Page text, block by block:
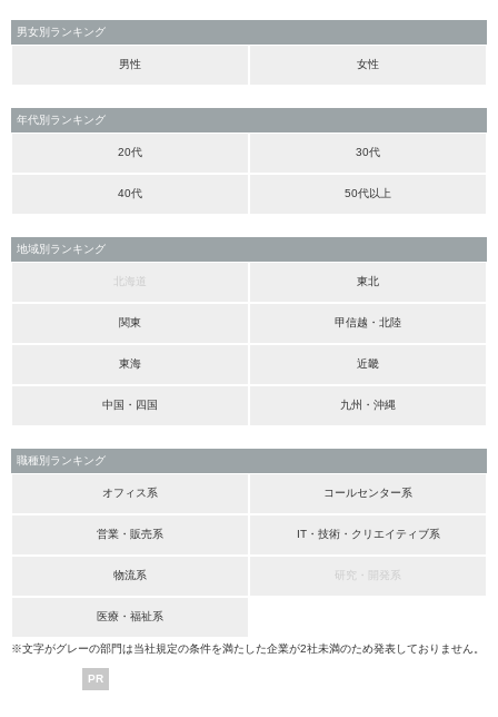
男女別ランキング
男性 女性
年代別ランキング
20代 30代
40代 50代以上
地域別ランキング
北海道 東北
関東 甲信越・北陸
東海 近畿
中国・四国 九州・沖縄
職種別ランキング
オフィス系 コールセンター系
営業・販売系 IT・技術・クリエイティブ系
物流系 研究・開発系
医療・福祉系
※文字がグレーの部門は当社規定の条件を満たした企業が2社未満のため発表しておりません。
PR